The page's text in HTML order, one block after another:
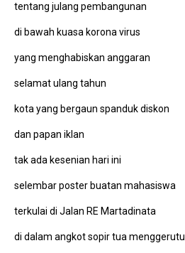
tentang julang pembangunan
di bawah kuasa korona virus
yang menghabiskan anggaran
selamat ulang tahun
kota yang bergaun spanduk diskon
dan papan iklan
tak ada kesenian hari ini
selembar poster buatan mahasiswa
terkulai di Jalan RE Martadinata
di dalam angkot sopir tua menggerutu